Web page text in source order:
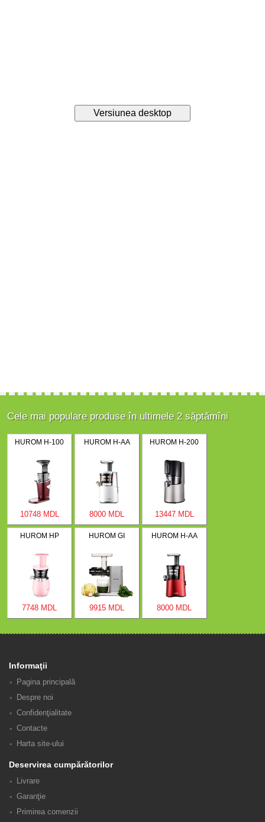
Cele mai populare produse în ultimele 2 săptămîni
HUROM H-100
10748 MDL
HUROM H-AA
8000 MDL
HUROM H-200
13447 MDL
HUROM HP
7748 MDL
HUROM GI
9915 MDL
HUROM H-AA
8000 MDL
Informaţii
Pagina principală
Despre noi
Confidenţialitate
Contacte
Harta site-ului
Deservirea cumpărătorilor
Livrare
Garanţie
Primirea comenzii